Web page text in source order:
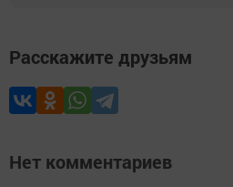
Расскажите друзьям
Нет комментариев